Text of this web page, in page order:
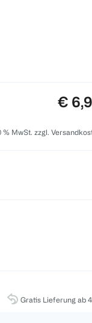
€
% MwSt. zzgl.
Gratis Lieferung ab